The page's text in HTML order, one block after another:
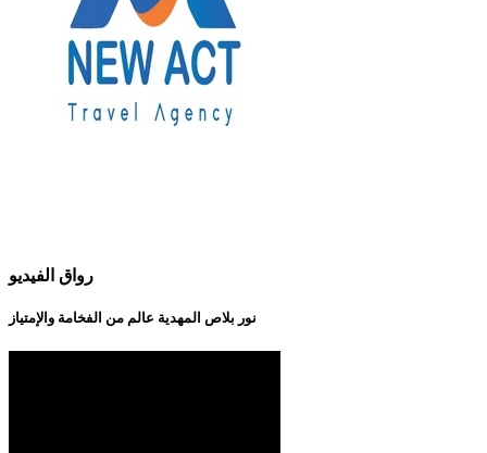
رواق الفيديو
نور بلاص المهدية عالم من الفخامة والإمتياز